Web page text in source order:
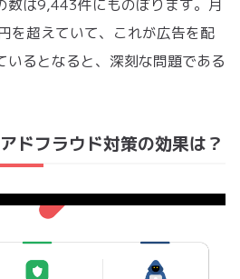
数は9,443件にものぼります。月
を超えていて、これが広告を配
いるとなると、深刻な問題である
ドフラウド対策の効果は？